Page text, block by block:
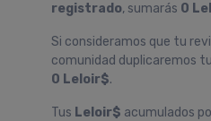
registrado, sumarás 0
Si consideramos que tu
comunidad duplicaremos
0 Leloir$.
Tus Leloir$ acumulados